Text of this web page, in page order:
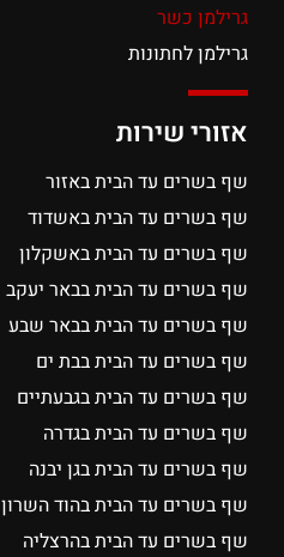
גרילמן כשר
גרילמן לחתונות
אזורי שירות
שף בשרים עד הבית באזור
שף בשרים עד הבית באשדוד
שף בשרים עד הבית באשקלון
שף בשרים עד הבית בבאר יעקב
שף בשרים עד הבית בבאר שבע
שף בשרים עד הבית בבת ים
שף בשרים עד הבית בגבעתיים
שף בשרים עד הבית בגדרה
שף בשרים עד הבית בגן יבנה
שף בשרים עד הבית בהוד השרון
שף בשרים עד הבית בהרצליה